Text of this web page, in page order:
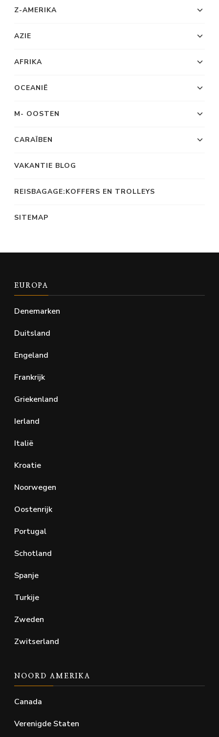
Z-AMERIKA
AZIE
AFRIKA
OCEANIË
M- OOSTEN
CARAÏBEN
VAKANTIE BLOG
REISBAGAGE:KOFFERS EN TROLLEYS
SITEMAP
EUROPA
Denemarken
Duitsland
Engeland
Frankrijk
Griekenland
Ierland
Italië
Kroatie
Noorwegen
Oostenrijk
Portugal
Schotland
Spanje
Turkije
Zweden
Zwitserland
NOORD AMERIKA
Canada
Verenigde Staten